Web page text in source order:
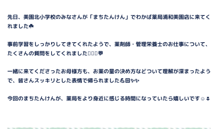
先日、美園北小学校のみなさんが「まちたんけん」でわかば薬局浦和美園店に来てく
れました☘️
事前学習をしっかりしてきてくれたようで、薬剤師・管理栄養士のお仕事について、
たくさんの質問をしてくれました🙋🏻‍♂️💬
一緒に来てくださったお母様方も、お薬の量の決め方などついて理解が深まったよう
で、皆さんスッキリとした表情で帰られました💪🏻✨✨
今回のまちたんけんが、薬局をより身近に感じる時間になっていたら嬉しいです☺️🌷